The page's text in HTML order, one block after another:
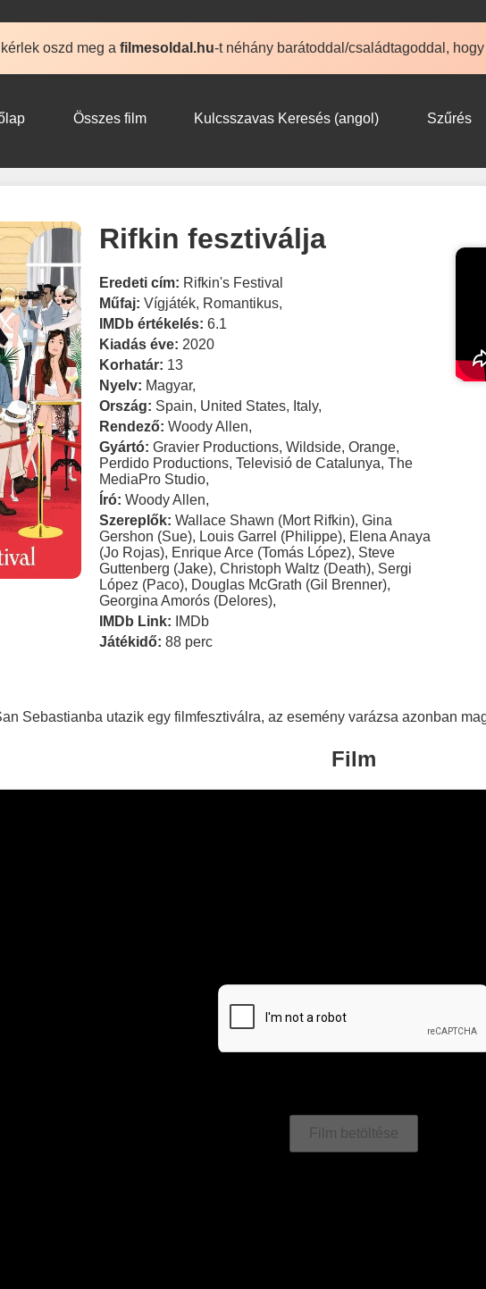
oszd meg a filmesoldal.hu-t néhány barátoddal/családtagoddal,
Összes film Kulcsszavas Keresés (angol) Szűrés
Rifkin fesztiválja
Eredeti cím: Rifkin's Festival
Műfaj: Vígjáték, Romantikus,
IMDb értékelés: 6.1
Kiadás éve: 2020
Korhatár: 13
Nyelv: Magyar,
Ország: Spain, United States, Italy,
Rendező: Woody Allen,
Gyártó: Gravier Productions,Wildside,Orange,
Perdido Productions,Televisió de Catalunya,The
MediaPro Studio,
Író: Woody Allen,
Szereplők: Wallace Shawn (Mort Rifkin),Gina
Gershon (Sue), Louis Garrel (Philippe), Elena Anaya
(Jo Rojas), Enrique Arce (Tomás López), Steve
Guttenberg (Jake),Christoph Waltz (Death), Sergi
López (Paco), Douglas McGrath (Gil Brenner),
Georgina Amorós (Delores),
IMDb Link:
IMDb
Játékidő: 88 perc
Sebastianba utazik egy filmfesztiválra, az esemény varázsa azonban
Film
Film betöltése